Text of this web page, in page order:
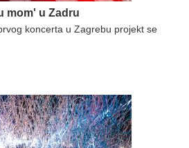
mom' u Zadru
koncerta u Zagrebu projekt se